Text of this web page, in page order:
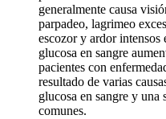
generalmente causa
parpadeo, lagrimeo
escozor y ardor intensos
glucosa en sangre
pacientes con
resultado de varias
glucosa en sangre y una
comunes.